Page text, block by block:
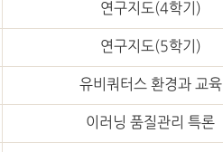
연구지도(4학기)
연구지도(5학기)
유비쿼터스 환경과 교육
이러닝 품질관리 특론